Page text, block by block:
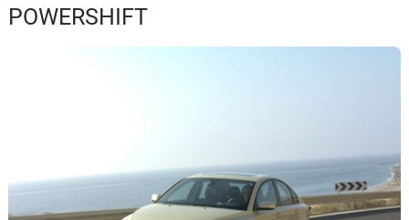
Guide
d'achat
Auto
POWERSHIFT